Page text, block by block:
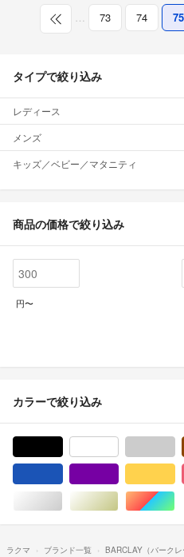
… 73 74 75
タイプで絞り込み
レディース
メンズ
キッズ／ベビー／マタニティ
商品の価格で絞り込み
円〜
カラーで絞り込み
シルバー/銀色系ゴールド/金色
ラクマ ブランド一覧 BARCLAY（バークレ